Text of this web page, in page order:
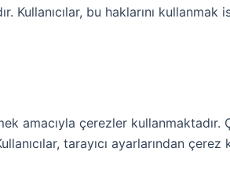
Kullanıcılar, bu haklarını kullanmak
amacıyla çerezler
tarayıcı ayarlarından